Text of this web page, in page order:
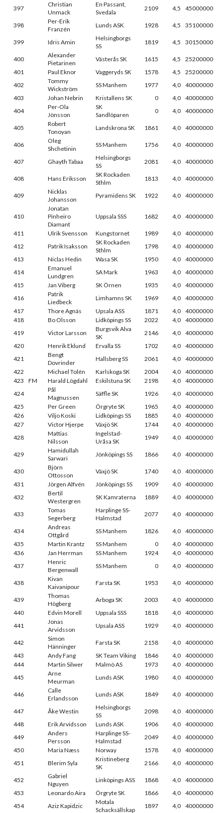
397
Christian
Unmack
En Passant,
Svedala
2109 4,5 45000000
398
Per-Erik
Franzén
Lunds ASK 1928 4,5 35100000
399 Idris Amin
Helsingborgs
SS
1819 4,5 30150000
400
Alexander
Pietarinen
Västerås SK 1615 4,5
25200000
401
Paul Eknor Vaggeryds SK 1578 4,5
25200000
402
Tommy
Wickström
SS Manhem 1977 4,0 40000000
403
Johan Nebrin Kristallens SK 0 4,0 40000000
404
Per-Ola
Jönsson
SK
Sandlöparen
0 4,0 40000000
405
Robert
Tonoyan
Landskrona SK 1861 4,0 40000000
406
Oleg
Shchetinin
SS Manhem 1756 4,0 40000000
407 Ghayth Tabaa
Helsingborgs
SS
2081 4,0 40000000
408 Hans Eriksson
SK Rockaden
Sthlm
1813 4,0 40000000
409
Nicklas
Johansson
Pyramidens SK 1922 4,0 40000000
410
Jonatan
Pinheiro
Diamant
Uppsala SSS 1682 4,0 40000000
411 Ulrik Svensson Kungstornet 1989 4,0 40000000
412
Patrik Isaksson
SK Rockaden
Sthlm
1798 4,0 40000000
413
Niclas Hedin Wasa SK 1950 4,0 40000000
414
Emanuel
Lundgren
SA Mark 1963 4,0 40000000
415
Jan Viberg SK Örnen 1935 4,0 40000000
416
Patrik
Liedbeck
Limhamns SK 1969 4,0 40000000
417
Thore Agnäs Upsala ASS 1871 4,0 40000000
418
Bo Olsson Lidköpings SS 2022 4,0 40000000
419
Victor Larsson
Burgsvik Alva
SK
2146 4,0 40000000
420
Henrik Eklund Ervalla SS 1702 4,0 40000000
421
Bengt
Dovrinder
Hallsberg SS 2061 4,0 40000000
422
Michael Tolén Karlskoga SK 2004 4,0 40000000
423
FM Harald Lögdahl Eskilstuna SK 2198 4,0 40000000
424
Pål
Magnussen
Säffle SK 1926 4,0 40000000
425
Per Green Örgryte SK 1965 4,0 40000000
426
Viljo Koski Lidköpings SS 1885 4,0 40000000
427
Victor Hjerpe Växjö SK 1744 4,0 40000000
428
Mattias
Nilsson
Ingelstad-
Uråsa SK
1949 4,0 40000000
429
Hamidullah
Sarwari
Jönköpings SS 1866 4,0 40000000
430
Björn
Ottosson
Växjö SK 1740 4,0 40000000
431
Jörgen Alfvén Jönköpings SS 1909 4,0 40000000
432
Bertil
Westergren
SK Kamraterna 1889 4,0 40000000
433
Tomas
Segerberg
Harplinge SS-
Halmstad
2077 4,0 40000000
434
Andreas
Ottgård
SS Manhem 1826 4,0 40000000
435
Martin Krantz SS Manhem 0 4,0 40000000
436
Jan Herrman SS Manhem 1924 4,0 40000000
437
Henric
Bergenwall
SS Manhem 0 4,0 40000000
438
Kivan
Kaivanipour
Farsta SK 1953 4,0 40000000
439
Thomas
Högberg
Arboga SK 2003 4,0 40000000
440
Edvin Morell Uppsala SSS 1818 4,0 40000000
441
Jonas
Arvidsson
Upsala ASS 1929 4,0 40000000
442
Simon
Hänninger
Farsta SK 2158 4,0 40000000
443
Andy Fang SK Team Viking 1846 4,0 40000000
444
Martin Silwer Malmö AS 1973 4,0 40000000
445
Arne
Meurman
Lunds ASK 1980 4,0 40000000
446
Calle
Erlandsson
Lunds ASK 1849 4,0 40000000
447 Åke Westin
Helsingborgs
SS
2098 4,0 40000000
448
Erik Arvidsson Lunds ASK 1906 4,0 40000000
449
Anders
Persson
Harplinge SS-
Halmstad
2049 4,0 40000000
450
Maria Næss Norway 1578 4,0 40000000
451
Blerim Syla
Kristineberg
SK
2166 4,0 40000000
452
Gabriel
Nguyen
Linköpings ASS 1868 4,0 40000000
453
Leonardo Aira Örgryte SK 1866 4,0 40000000
454
Aziz Kapidzic
Motala
Schacksällskap
1897 4,0 40000000